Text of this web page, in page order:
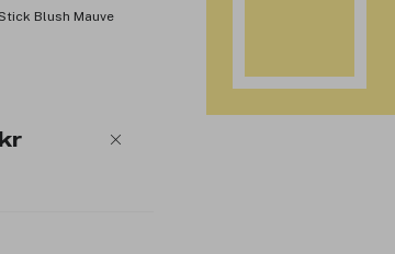
Blush Mauve